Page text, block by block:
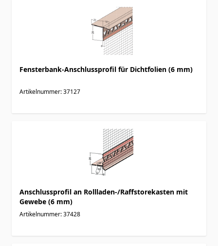
Fensterbank-Anschlussprofil für Dichtfolien (6 mm)
Artikelnummer: 37127
Anschlussprofil an Rollladen-/Raffstorekasten mit
Gewebe (6 mm)
Artikelnummer: 37428